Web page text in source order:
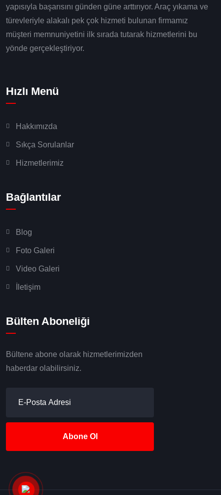
yapısıyla başarısını günden güne arttırıyor. Araç yıkama ve
türevleriyle alakalı pek çok hizmeti bulunan firmamız
müşteri memnuniyetini ilk sırada tutarak hizmetlerini bu
yönde gerçekleştiriyor.
Hızlı Menü
Hakkımızda
Sıkça Sorulanlar
Hizmetlerimiz
Bağlantılar
Blog
Foto Galeri
Video Galeri
İletişim
Bülten Aboneliği
Bültene abone olarak hizmetlerimizden
haberdar olabilirsiniz.
Abone Ol